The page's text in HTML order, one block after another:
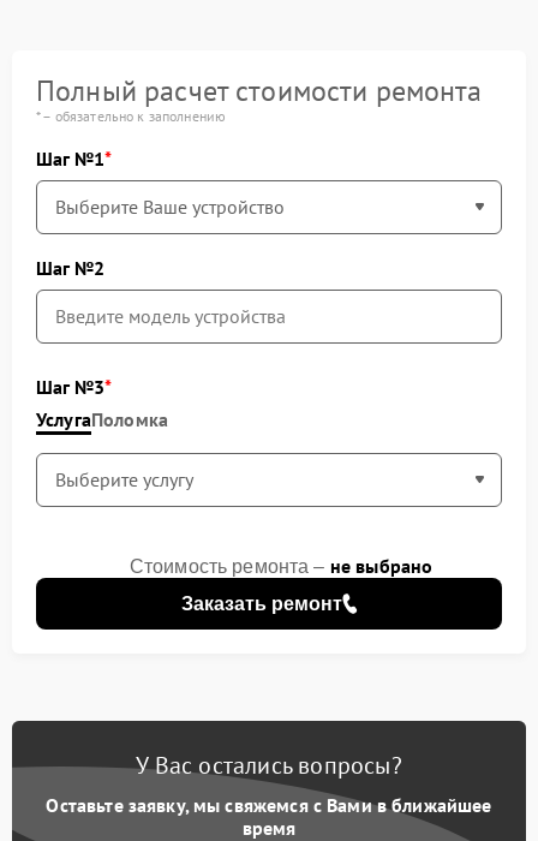
Полный расчет стоимости ремонта
* – обязательно к заполнению
Шаг №1
Шаг №2
Шаг №3
УслугаПоломка
Заказать ремонт
Стоимость ремонта – не выбрано
У Вас остались вопросы?
Оставьте заявку, мы свяжемся с Вами в ближайшее
время